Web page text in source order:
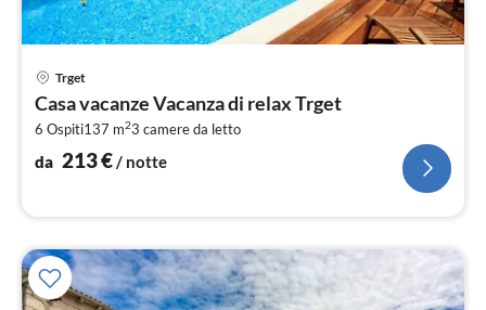
Trget
Casa vacanze Vacanza di relax Trget
6 Ospiti137 m23 camere da letto
da 213€/ notte